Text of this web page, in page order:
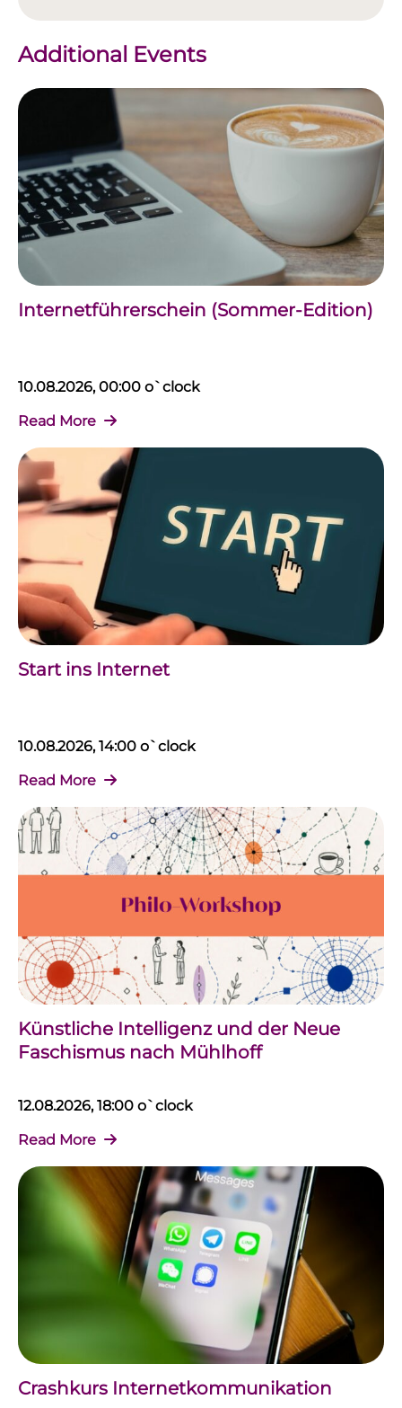
Additional Events
Internetführerschein (Sommer-Edition)
10.08.2026, 00:00 o`clock
Read More
Start ins Internet
10.08.2026, 14:00 o`clock
Read More
Künstliche Intelligenz und der Neue
Faschismus nach Mühlhoff
12.08.2026, 18:00 o`clock
Read More
Crashkurs Internetkommunikation